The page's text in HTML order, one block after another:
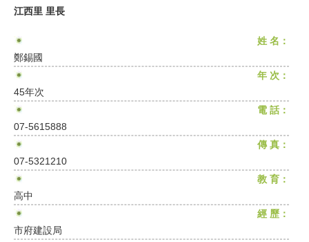
江西里 里長
姓 名：
鄭錫國
年 次：
45年次
電 話：
07-5615888
傳 真：
07-5321210
教 育：
高中
經 歷：
市府建設局